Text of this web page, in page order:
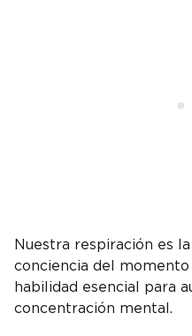
Nuestra respiración es
conciencia del momento
habilidad esencial para
concentración mental.